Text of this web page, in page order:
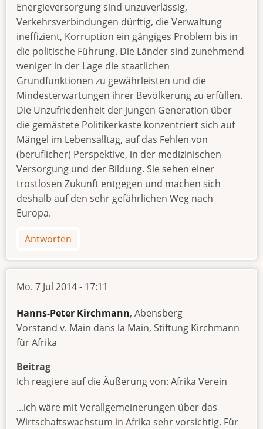
Energieversorgung sind unzuverlässig,
Verkehrsverbindungen dürftig, die Verwaltung
ineffizient, Korruption ein gängiges Problem bis in
die politische Führung. Die Länder sind zunehmend
weniger in der Lage die staatlichen
Grundfunktionen zu gewährleisten und die
Mindesterwartungen ihrer Bevölkerung zu erfüllen.
Die Unzufriedenheit der jungen Generation über
die gemästete Politikerkaste konzentriert sich auf
Mängel im Lebensalltag, auf das Fehlen von
(beruflicher) Perspektive, in der medizinischen
Versorgung und der Bildung. Sie sehen einer
trostlosen Zukunft entgegen und machen sich
deshalb auf den sehr gefährlichen Weg nach
Europa.
Antworten
Mo. 7 Jul 2014 - 17:11
Hanns-Peter Kirchmann, Abensberg
Vorstand v. Main dans la Main, Stiftung Kirchmann
für Afrika
Beitrag
Ich reagiere auf die Äußerung von: Afrika Verein
...ich wäre mit Verallgemeinerungen über das
Wirtschaftswachstum in Afrika sehr vorsichtig. Für